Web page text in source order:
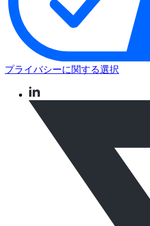
プライバシーに関する選択